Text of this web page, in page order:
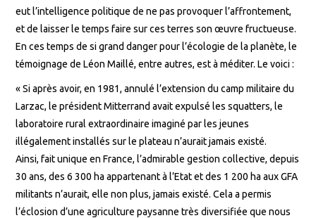
eut l’intelligence politique de ne pas provoquer l’affrontement,
et de laisser le temps faire sur ces terres son œuvre fructueuse.
En ces temps de si grand danger pour l’écologie de la planète, le
témoignage de Léon Maillé, entre autres, est à méditer. Le voici :
« Si après avoir, en 1981, annulé l’extension du camp militaire du
Larzac, le président Mitterrand avait expulsé les squatters, le
laboratoire rural extraordinaire imaginé par les jeunes
illégalement installés sur le plateau n’aurait jamais existé.
Ainsi, fait unique en France, l’admirable gestion collective, depuis
30 ans, des 6 300 ha appartenant à l’Etat et des 1 200 ha aux GFA
militants n’aurait, elle non plus, jamais existé. Cela a permis
l’éclosion d’une agriculture paysanne très diversifiée que nous